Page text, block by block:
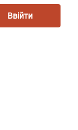
Ввійти